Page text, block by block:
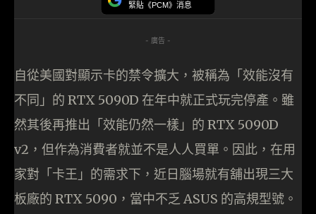
緊貼《PCM》消息
- 廣告 -
自從美國對顯示卡的禁令擴大，被稱為「效能沒有
不同」的 RTX 5090D 在年中就正式玩完停產。雖
然其後再推出「效能仍然一樣」的 RTX 5090D
v2，但作為消費者就並不是人人買單。因此，在用
家對「卡王」的需求下，近日腦場就有舖出現三大
板廠的 RTX 5090，當中不乏 ASUS 的高規型號。